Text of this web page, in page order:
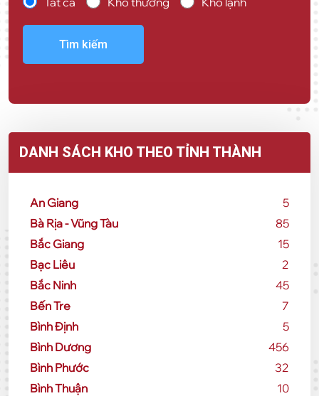
Tìm kiếm
DANH SÁCH KHO THEO TỈNH THÀNH
An Giang
5
Bà Rịa - Vũng Tàu
85
Bắc Giang
15
Bạc Liêu
2
Bắc Ninh
45
Bến Tre
7
Bình Định
5
Bình Dương
456
Bình Phước
32
Bình Thuận
10